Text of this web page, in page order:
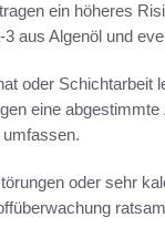
ein höheres
aus Algenöl und
oder Schichtarbeit
eine
oder sehr